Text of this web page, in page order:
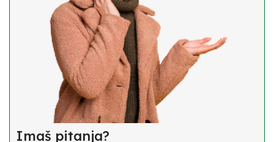
Imaš pitanja?